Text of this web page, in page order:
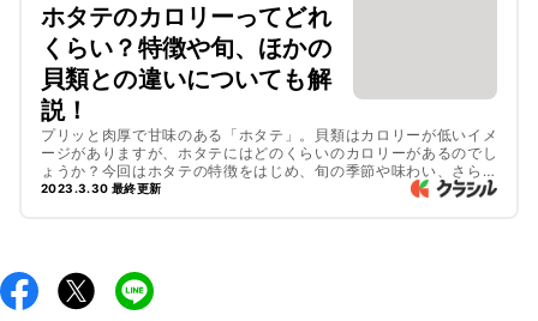
ホタテのカロリーってどれ
くらい？特徴や旬、ほかの
貝類との違いについても解
説！
プリッと肉厚で甘味のある「ホタテ」。貝類はカロリーが低いイメ
ージがありますが、ホタテにはどのくらいのカロリーがあるのでし
ょうか？今回はホタテの特徴をはじめ、旬の季節や味わい、さらに
カロリー、ほかの貝との違いなどをご紹介します。記事後半でご紹
2023.3.30 最終更新